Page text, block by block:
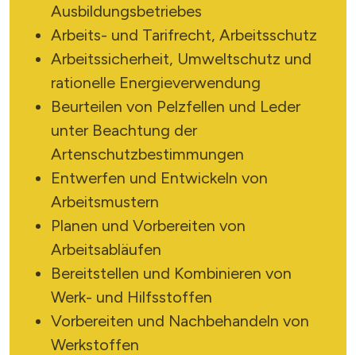
SUCHE STARTEN
Ausbildungsbetriebes
Arbeits- und Tarifrecht, Arbeitsschutz
Arbeitssicherheit, Umweltschutz und
rationelle Energieverwendung
Beurteilen von Pelzfellen und Leder
unter Beachtung der
Artenschutzbestimmungen
Entwerfen und Entwickeln von
Arbeitsmustern
Planen und Vorbereiten von
Arbeitsabläufen
Bereitstellen und Kombinieren von
Werk- und Hilfsstoffen
Vorbereiten und Nachbehandeln von
Werkstoffen